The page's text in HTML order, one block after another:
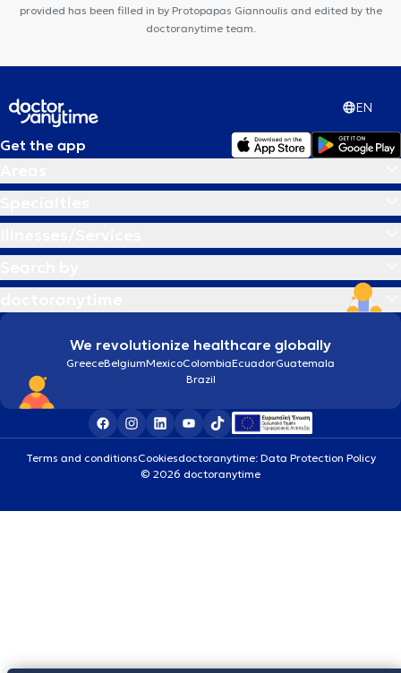
provided has been filled in by Protopapas Giannoulis and edited by the
doctoranytime team.
EN
Get the app
We revolutionize healthcare globally
GreeceBelgiumMexicoColombiaEcuadorGuatemala
Brazil
Terms and conditionsCookiesdoctoranytime: Data Protection Policy
© 2026 doctoranytime